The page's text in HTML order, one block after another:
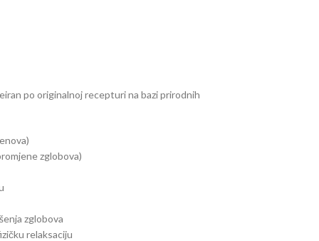
po originalnoj recepturi na bazi prirodnih
zglobova)
zglobova
relaksaciju